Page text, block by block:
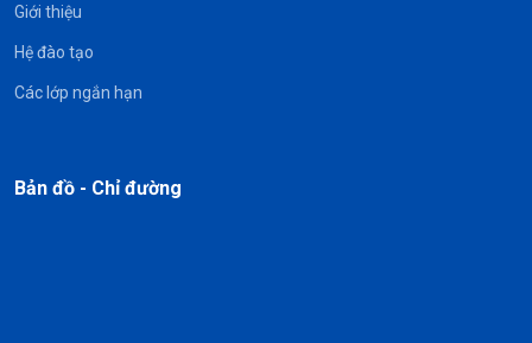
Giới thiệu
Hệ đào tạo
Các lớp ngắn hạn
Bản đồ - Chỉ đường